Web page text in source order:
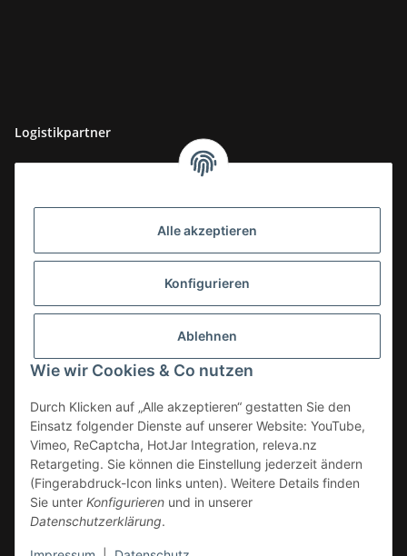
Alle akzeptieren
Konfigurieren
Ablehnen
Wie wir Cookies & Co nutzen
Durch Klicken auf „Alle akzeptieren“ gestatten Sie den
Einsatz folgender Dienste auf unserer Website: YouTube,
Vimeo, ReCaptcha, HotJar Integration, releva.nz
Retargeting. Sie können die Einstellung jederzeit ändern
(Fingerabdruck-Icon links unten). Weitere Details finden
Sie unter Konfigurieren und in unserer
Datenschutzerklärung.
Logistikpartner
Vertrag widerrufen
* Alle Preise zzgl. gesetzlicher USt., zzgl.